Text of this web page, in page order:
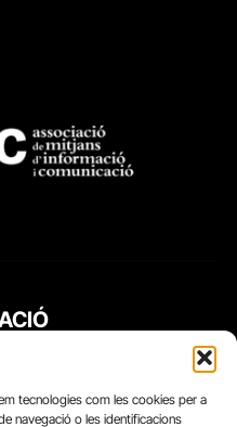
tecnologies com les cookies per a
navegació o les identificacions